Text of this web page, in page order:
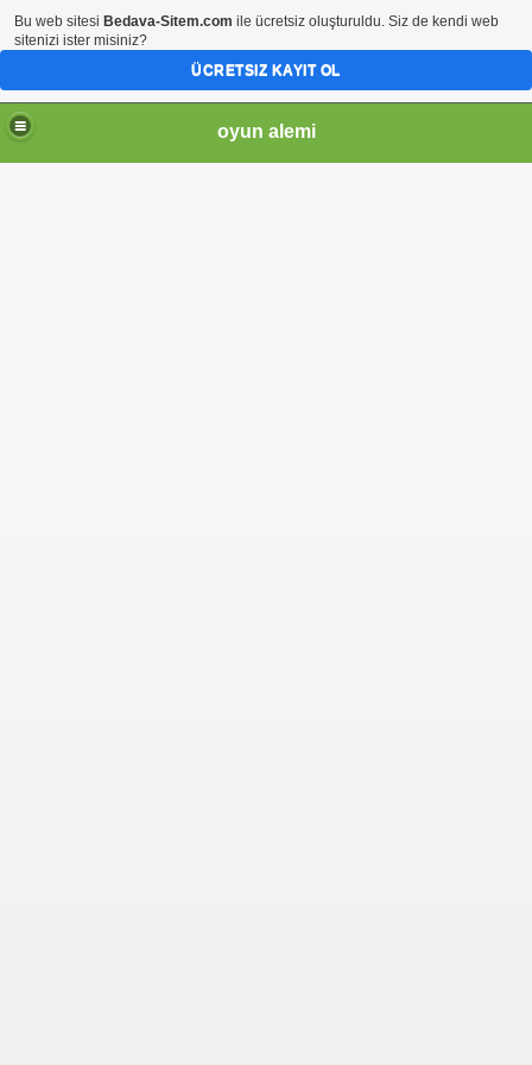
oyun alemi
Bu web sitesi Bedava-Sitem.com ile ücretsiz oluşturuldu. Siz de kendi web
sitenizi ister misiniz?
ÜCRETSIZ KAYIT OL